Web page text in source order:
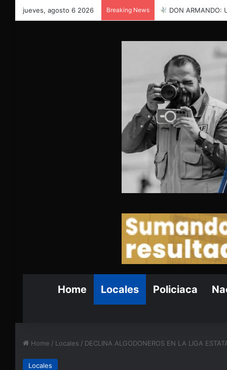
jueves, agosto 6 2026 Breaking News DON ARMANDO: UNA
Home Locales Policiaca
Home / Locales / DECLINA ALGODONEROS EN LA LIGA
Locales